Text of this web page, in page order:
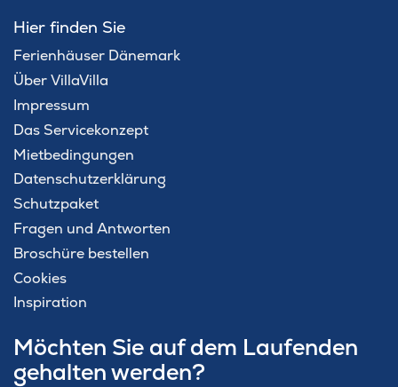
Hier finden Sie
Ferienhäuser Dänemark
Über VillaVilla
Impressum
Das Servicekonzept
Mietbedingungen
Datenschutzerklärung
Schutzpaket
Fragen und Antworten
Broschüre bestellen
Cookies
Inspiration
Möchten Sie auf dem Laufenden
gehalten werden?